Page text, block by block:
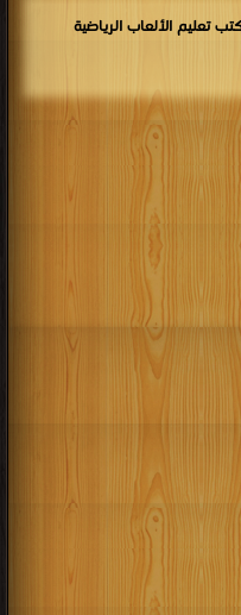
تعليم الألعاب الرياضية